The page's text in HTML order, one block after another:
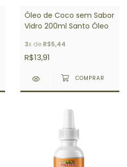
Óleo de Coco sem Sabor
Vidro 200ml Santo Óleo
3x de R$5,44
R$13,91